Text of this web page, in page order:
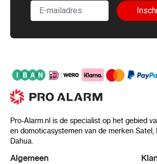
Pro-Alarm.nl is de specialist op het gebied
en domoticasystemen van de merken Satel,
Dahua.
Algemeen